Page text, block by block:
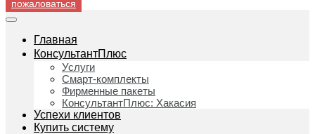
пожаловаться
Главная
КонсультантПлюс
Услуги
Смарт-комплекты
Фирменные пакеты
КонсультантПлюс: Хакасия
Успехи клиентов
Купить систему